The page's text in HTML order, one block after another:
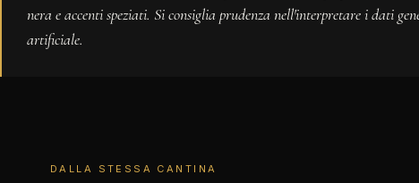
nera e accenti speziati. Si consiglia prudenza nell'interpretare i dati
artificiale.
DALLA STESSA CANTINA